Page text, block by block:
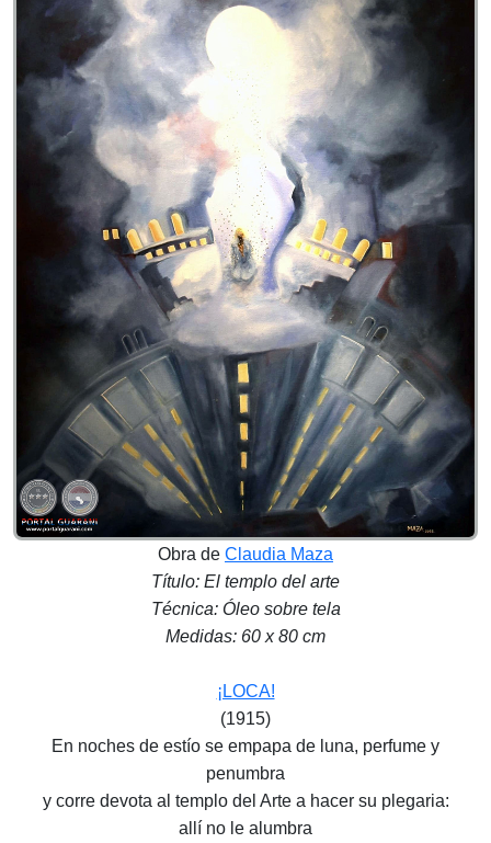
Obra de Claudia Maza
Título: El templo del arte
Técnica: Óleo sobre tela
Medidas: 60 x 80 cm
¡LOCA!
(1915)
En noches de estío se empapa de luna, perfume y
penumbra
y corre devota al templo del Arte a hacer su plegaria:
allí no le alumbra